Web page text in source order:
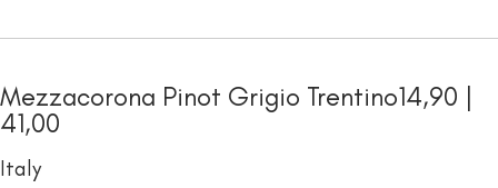
Mezzacorona Pinot Grigio Trentino14,90 |
41,00
Italy